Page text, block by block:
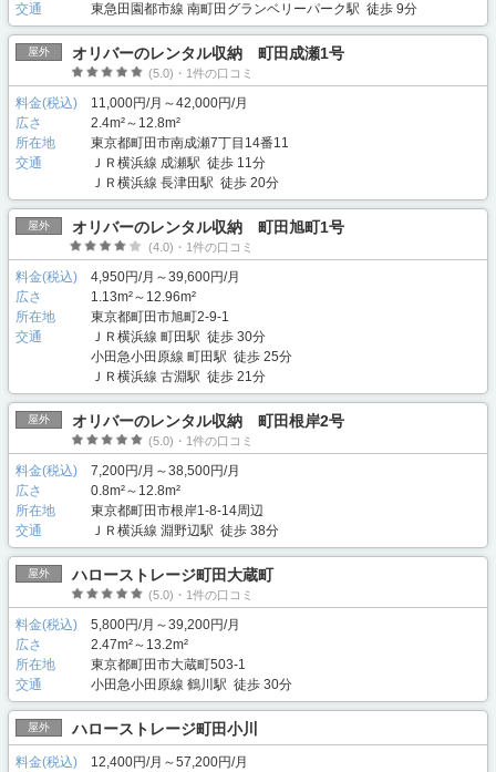
交通
東急田園都市線 南町田グランベリーパーク駅 徒歩 9分
屋外 オリバーのレンタル収納 町田成瀬1号
(5.0)・1件の口コミ
料金(税込)
11,000円/月～42,000円/月
広さ
2.4m²～12.8m²
所在地
東京都町田市南成瀬7丁目14番11
交通
ＪＲ横浜線 成瀬駅 徒歩 11分
ＪＲ横浜線 長津田駅 徒歩 20分
屋外 オリバーのレンタル収納 町田旭町1号
(4.0)・1件の口コミ
料金(税込)
4,950円/月～39,600円/月
広さ
1.13m²～12.96m²
所在地
東京都町田市旭町2-9-1
交通
ＪＲ横浜線 町田駅 徒歩 30分
小田急小田原線 町田駅 徒歩 25分
ＪＲ横浜線 古淵駅 徒歩 21分
屋外 オリバーのレンタル収納 町田根岸2号
(5.0)・1件の口コミ
料金(税込)
7,200円/月～38,500円/月
広さ
0.8m²～12.8m²
所在地
東京都町田市根岸1-8-14周辺
交通
ＪＲ横浜線 淵野辺駅 徒歩 38分
屋外 ハローストレージ町田大蔵町
(5.0)・1件の口コミ
料金(税込)
5,800円/月～39,200円/月
広さ
2.47m²～13.2m²
所在地
東京都町田市大蔵町503-1
交通
小田急小田原線 鶴川駅 徒歩 30分
屋外 ハローストレージ町田小川
料金(税込)
12,400円/月～57,200円/月